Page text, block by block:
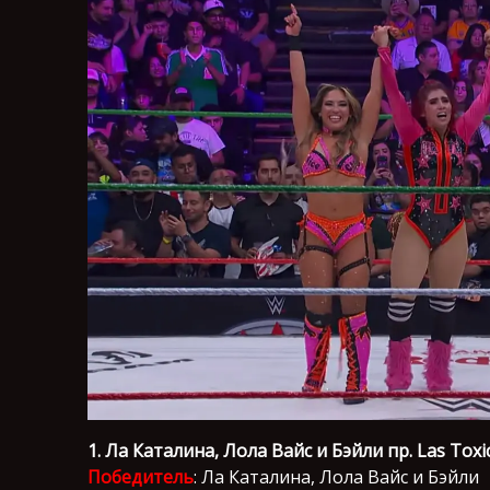
1. Ла Каталина, Лола Вайс и Бэйли пр. Las
Победитель: Ла Каталина, Лола Вайс и Бэйли